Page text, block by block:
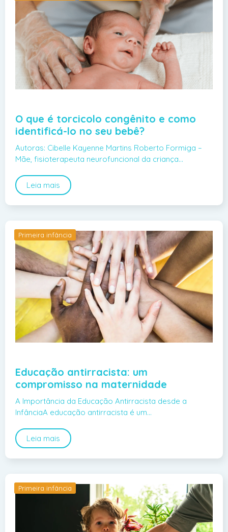
O que é torcicolo congênito e como
identificá-lo no seu bebê?
Autoras: Cibelle Kayenne Martins Roberto Formiga –
Mãe, fisioterapeuta neurofuncional da criança…
Leia mais
Primeira infância
Educação antirracista: um
compromisso na maternidade
A Importância da Educação Antirracista desde a
InfânciaA educação antirracista é um…
Leia mais
Primeira infância